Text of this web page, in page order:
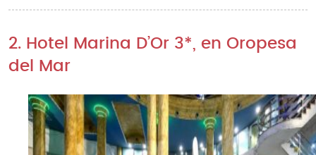
2. Hotel Marina D’Or 3*, en Oropesa
del Mar